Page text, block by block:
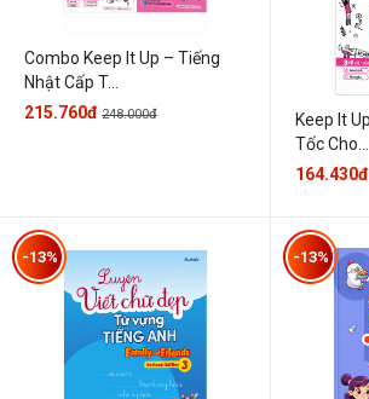
Combo Keep It Up – Tiếng
Nhật Cấp T...
215.760đ 248.000đ
Keep It
Tốc Cho...
164.430đ
-13% -13%